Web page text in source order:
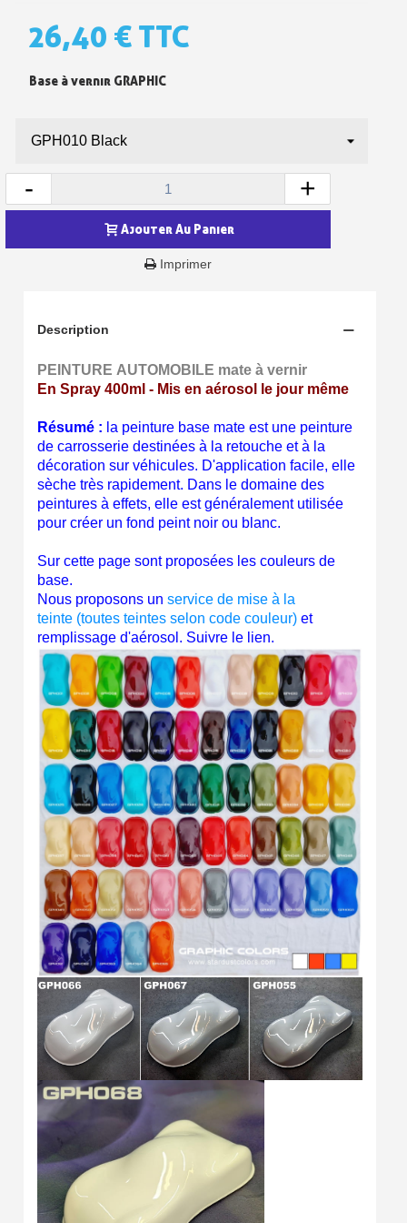
Inscription à la newsletter : 5€ de réduction
Livraison sous 24 h en France Métropolitaine
Paiement en 4x sans frais dès 30€ d'achats
Partagez vos créations et obtenez des bons d'achat
Gagnez des points de fidélité à chaque commande
Livraison sous 24 h en France Métropolitaine
Retour produits sous 14 jours
Réduction de 5€ sur la première commande
10€ de bon d'achat pour chaque parrainage
Livraison sous 24 h en France Métropolitaine
Livraison offerte en France métropolitaine pour 250€ d'achats
Paiement en 4x sans frais dès 30€ d'achats
Votre devis en ligne en moins d'1 minute
Partagez vos créations et obtenez des bons d'achat
Gagnez des points de fidélité à chaque commande
Livraison sous 24 h en France Métropolitaine
Retour produits sous 14 jours
Réduction de 5€ sur la première commande
10€ de bon d'achat pour chaque parrainage
Inscription à la newsletter : 5€ de réduction
26,40 € TTC
Base à vernir GRAPHIC
- +
Ajouter Au Panier
Imprimer
Description
PEINTURE AUTOMOBILE mate à vernir
En Spray 400ml - Mis en aérosol le jour même
Résumé : la peinture base mate est une peinture
de carrosserie destinées à la retouche et à la
décoration sur véhicules. D'application facile, elle
sèche très rapidement. Dans le domaine des
peintures à effets, elle est généralement utilisée
pour créer un fond peint noir ou blanc.
Sur cette page sont proposées les couleurs de
base.
Nous proposons un service de mise à la
teinte (toutes teintes selon code couleur)et
remplissage d'aérosol. Suivre le lien.